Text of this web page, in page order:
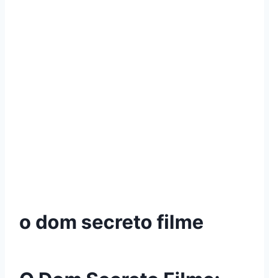
o dom secreto filme